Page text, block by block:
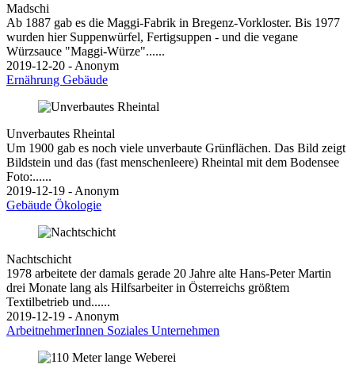
Madschi
Ab 1887 gab es die Maggi-Fabrik in Bregenz-Vorkloster. Bis 1977
wurden hier Suppenwürfel, Fertigsuppen - und die vegane
Würzsauce "Maggi-Würze"......
2019-12-20 - Anonym
Ernährung Gebäude
Unverbautes Rheintal
Um 1900 gab es noch viele unverbaute Grünflächen. Das Bild zeigt
Bildstein und das (fast menschenleere) Rheintal mit dem Bodensee
Foto:......
2019-12-19 - Anonym
Gebäude Ökologie
Nachtschicht
1978 arbeitete der damals gerade 20 Jahre alte Hans-Peter Martin
drei Monate lang als Hilfsarbeiter in Österreichs größtem
Textilbetrieb und......
2019-12-19 - Anonym
ArbeitnehmerInnen Soziales Unternehmen